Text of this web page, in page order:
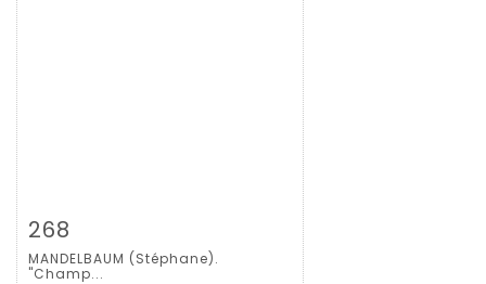
Fiche détaillée
268
MANDELBAUM (Stéphane).
"Champ...